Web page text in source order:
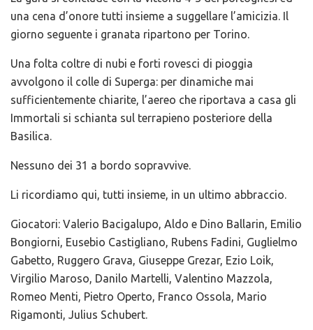
una cena d’onore tutti insieme a suggellare l’amicizia. Il
giorno seguente i granata ripartono per Torino.
Una folta coltre di nubi e forti rovesci di pioggia
avvolgono il colle di Superga: per dinamiche mai
sufficientemente chiarite, l’aereo che riportava a casa gli
Immortali si schianta sul terrapieno posteriore della
Basilica.
Nessuno dei 31 a bordo sopravvive.
Li ricordiamo qui, tutti insieme, in un ultimo abbraccio.
Giocatori: Valerio Bacigalupo, Aldo e Dino Ballarin, Emilio
Bongiorni, Eusebio Castigliano, Rubens Fadini, Guglielmo
Gabetto, Ruggero Grava, Giuseppe Grezar, Ezio Loik,
Virgilio Maroso, Danilo Martelli, Valentino Mazzola,
Romeo Menti, Pietro Operto, Franco Ossola, Mario
Rigamonti, Julius Schubert.